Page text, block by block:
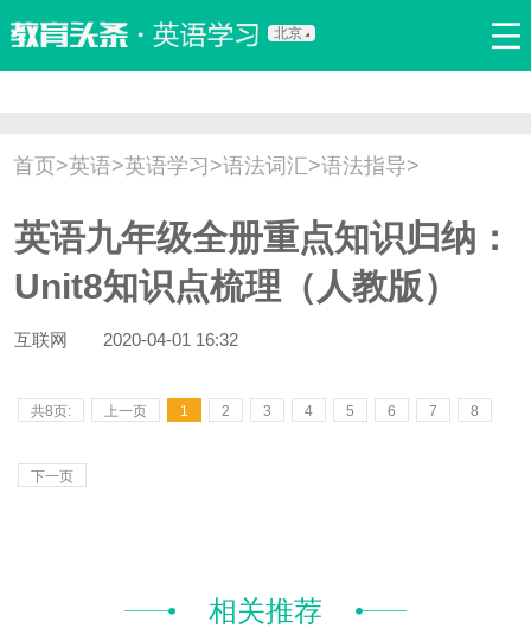
北京
双语新闻 口译翻译 职场英语 娱乐英语 少儿英语
流行语 新概念
首页>英语>英语学习 >语法词汇>语法指导>
英语九年级全册重点知识归纳：
Unit8知识点梳理（人教版）
互联网 2020-04-01 16:32
共8页: 上一页 1 2 3 4 5 6 7 8
下一页
相关推荐